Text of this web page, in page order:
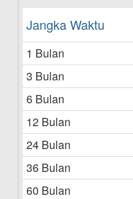
Daftar
Bulan Mei
Laporan
06-05-2025
Daftar
Bulan
15-04-2025
Jangka Waktu
1 Bulan
3 Bulan
6 Bulan
12 Bulan
24 Bulan
36 Bulan
60 Bulan